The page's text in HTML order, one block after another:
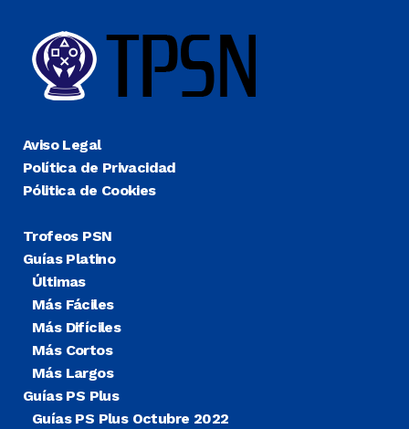
Aviso Legal
Política de Privacidad
Pólitica de Cookies
Trofeos PSN
Guías Platino
Últimas
Más Fáciles
Más Difíciles
Más Cortos
Más Largos
Guías PS Plus
Guías PS Plus Octubre 2022